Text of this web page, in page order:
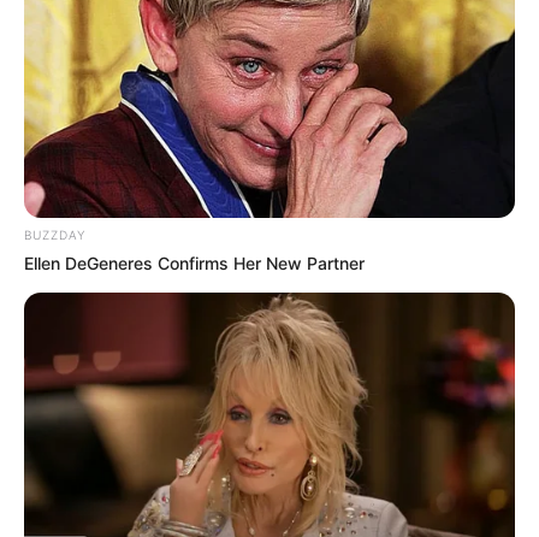
(foto: mundofachdas)
7. Bernuansa tropis nan elegan untuk rumah dengan
dua tingkat dapat memberikan kesan megah
BUZZDAY
Ellen DeGeneres Confirms Her New Partner